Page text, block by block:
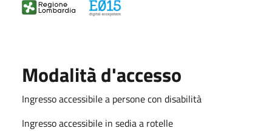
Modalità d'accesso
Ingresso accessibile a persone con disabilità
Ingresso accessibile in sedia a rotelle